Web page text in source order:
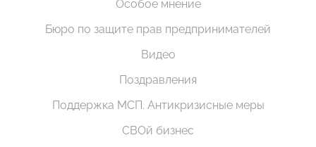
Особое мнение
Бюро по защите прав предпринимателей
Видео
Поздравления
Поддержка МСП. Антикризисные меры
СВОй бизнес